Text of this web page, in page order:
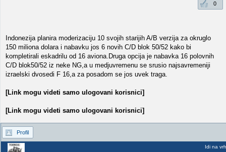
0
Indonezija planira moderizaciju 10 svojih starijih A/B verzija za okruglo
150 miliona dolara i nabavku jos 6 novih C/D blok 50/52 kako bi
kompletirali eskadrilu od 16 aviona.Druga opcija je nabavka 16 polovnih
C/D blok50/52 iz neke NG,a u medjuvremenu se srusio najsavremeniji
izraelski dvosedi F 16,a za posadom se jos uvek traga.
[Link mogu videti samo ulogovani korisnici]
[Link mogu videti samo ulogovani korisnici]
Profil
Idi na vrh